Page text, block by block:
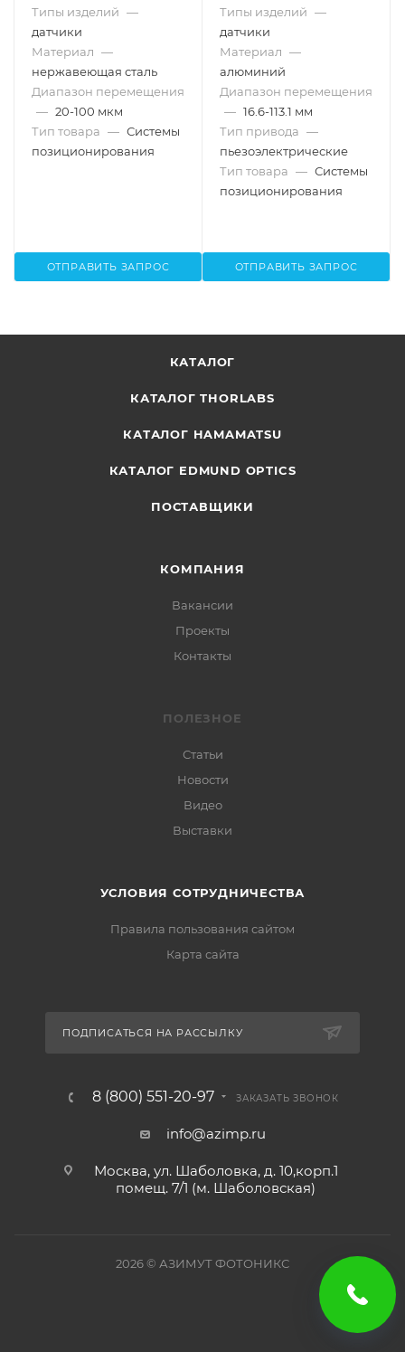
Типы изделий —
датчики
Материал —
нержавеющая сталь
Диапазон перемещения
— 20-100 мкм
Тип товара — Системы
позиционирования
ОТПРАВИТЬ ЗАПРОС
Типы изделий —
датчики
Материал —
алюминий
Диапазон перемещения
— 16.6-113.1 мм
Тип привода —
пьезоэлектрические
Тип товара — Системы
позиционирования
ОТПРАВИТЬ ЗАПРОС
КАТАЛОГ
КАТАЛОГ THORLABS
КАТАЛОГ HAMAMATSU
КАТАЛОГ EDMUND OPTICS
ПОСТАВЩИКИ
КОМПАНИЯ
Вакансии
Проекты
Контакты
ПОЛЕЗНОЕ
Статьи
Новости
Видео
Выставки
УСЛОВИЯ СОТРУДНИЧЕСТВА
Правила пользования сайтом
Карта сайта
ПОДПИСАТЬСЯ НА РАССЫЛКУ
8 (800) 551-20-97 ЗАКАЗАТЬ ЗВОНОК
info@azimp.ru
Москва, ул. Шаболовка, д. 10,корп.1
помещ. 7/1 (м. Шаболовская)
2026© АЗИМУТ ФОТОНИКС